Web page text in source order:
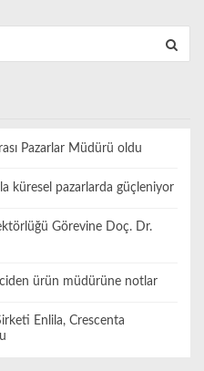
Pazarlar Müdürü oldu
küresel pazarlarda güçleniyor
Görevine Doç. Dr.
ürün müdürüne notlar
Enlila, Crescenta